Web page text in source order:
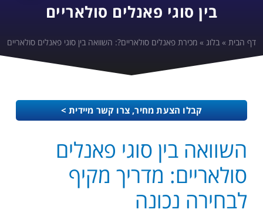
בין סוגי פאנלים סולאריים
דף הבית » בלוג » מכירת פאנלים סולאריים?: השוואה בין סוגי פאנלים סולאריים
קבלו הצעת מחיר, צרו קשר מיידית >
השוואה בין סוגי פאנלים
סולאריים: מדריך מקיף
לבחירה נכונה